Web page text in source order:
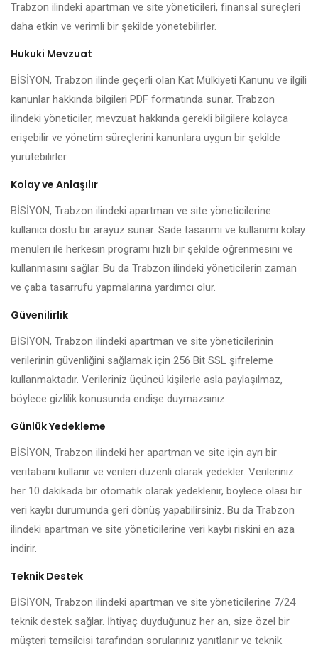
Trabzon ilindeki apartman ve site yöneticileri, finansal süreçleri
daha etkin ve verimli bir şekilde yönetebilirler.
Hukuki Mevzuat
BİSİYON, Trabzon ilinde geçerli olan Kat Mülkiyeti Kanunu ve ilgili
kanunlar hakkında bilgileri PDF formatında sunar. Trabzon
ilindeki yöneticiler, mevzuat hakkında gerekli bilgilere kolayca
erişebilir ve yönetim süreçlerini kanunlara uygun bir şekilde
yürütebilirler.
Kolay ve Anlaşılır
BİSİYON, Trabzon ilindeki apartman ve site yöneticilerine
kullanıcı dostu bir arayüz sunar. Sade tasarımı ve kullanımı kolay
menüleri ile herkesin programı hızlı bir şekilde öğrenmesini ve
kullanmasını sağlar. Bu da Trabzon ilindeki yöneticilerin zaman
ve çaba tasarrufu yapmalarına yardımcı olur.
Güvenilirlik
BİSİYON, Trabzon ilindeki apartman ve site yöneticilerinin
verilerinin güvenliğini sağlamak için 256 Bit SSL şifreleme
kullanmaktadır. Verileriniz üçüncü kişilerle asla paylaşılmaz,
böylece gizlilik konusunda endişe duymazsınız.
Günlük Yedekleme
BİSİYON, Trabzon ilindeki her apartman ve site için ayrı bir
veritabanı kullanır ve verileri düzenli olarak yedekler. Verileriniz
her 10 dakikada bir otomatik olarak yedeklenir, böylece olası bir
veri kaybı durumunda geri dönüş yapabilirsiniz. Bu da Trabzon
ilindeki apartman ve site yöneticilerine veri kaybı riskini en aza
indirir.
Teknik Destek
BİSİYON, Trabzon ilindeki apartman ve site yöneticilerine 7/24
teknik destek sağlar. İhtiyaç duyduğunuz her an, size özel bir
müşteri temsilcisi tarafından sorularınız yanıtlanır ve teknik